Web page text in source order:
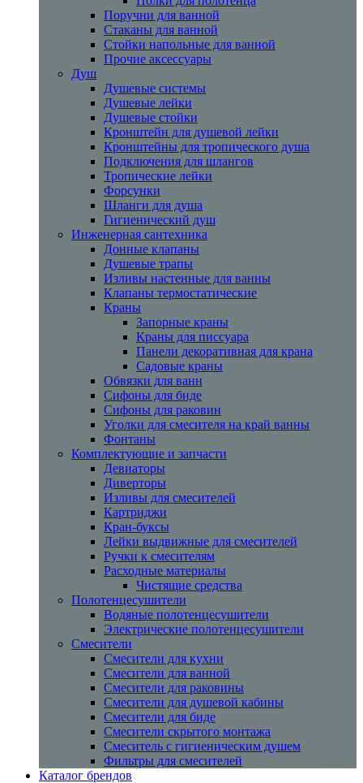
Поручни для ванной
Стаканы для ванной
Стойки напольные для ванной
Прочие аксессуары
Душ
Душевые системы
Душевые лейки
Душевые стойки
Кронштейн для душевой лейки
Кронштейны для тропического душа
Подключения для шлангов
Тропические лейки
Форсунки
Шланги для душа
Гигиенический душ
Инженерная сантехника
Донные клапаны
Душевые трапы
Изливы настенные для ванны
Клапаны термостатические
Краны
Запорные краны
Краны для писсуара
Панели декоративная для крана
Садовые краны
Обвязки для ванн
Сифоны для биде
Сифоны для раковин
Уголки для смесителя на край ванны
Фонтаны
Комплектующие и запчасти
Девиаторы
Диверторы
Изливы для смесителей
Картриджи
Кран-буксы
Лейки выдвижные для смесителей
Ручки к смесителям
Расходные материалы
Чистящие средства
Полотенцесушители
Водяные полотенцесушители
Электрические полотенцесушители
Смесители
Смесители для кухни
Смесители для ванной
Смесители для раковины
Смесители для душевой кабины
Смесители для биде
Смесители скрытого монтажа
Смеситель с гигиеническим душем
Фильтры для смесителей
Каталог брендов